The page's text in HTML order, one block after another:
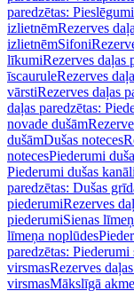
paredzētas: Pieslēgumi
izlietnēmRezerves
izlietnēmSifoni
līkumiRezerves daļas
īscauruleRezerves
vārstiRezerves daļas
daļas paredzētas:
novade dušām
dušāmDušas noteces
notecesPiederumi
Piederumi dušas
paredzētas: Dušas
piederumiRezerves
piederumiSienas
līmeņa noplūdes
paredzētas:
virsmasRezerves
virsmasMākslīgā